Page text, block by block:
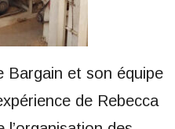
Bargain et son équipe
de Rebecca